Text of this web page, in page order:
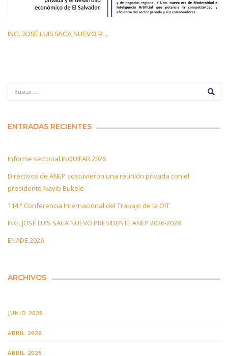
ING. JOSÉ LUIS SACA NUEVO P ...
ENTRADAS RECIENTES
Informe sectorial INQUIFAR 2026
Directivos de ANEP sostuvieron una reunión privada con el
presidente Nayib Bukele
114.ª Conferencia Internacional del Trabajo de la OIT
ING. JOSÉ LUIS SACA NUEVO PRESIDENTE ANEP 2026-2028
ENADE 2026
ARCHIVOS
JUNIO 2026
ABRIL 2026
ABRIL 2025